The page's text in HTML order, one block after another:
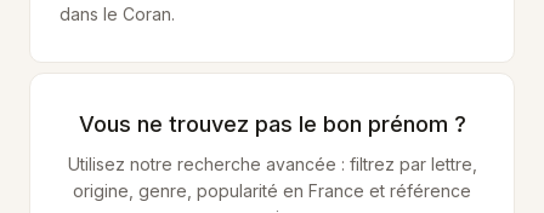
dans le Coran.
Vous ne trouvez pas le bon prénom ?
Utilisez notre recherche avancée : filtrez par lettre,
origine, genre, popularité en France et référence